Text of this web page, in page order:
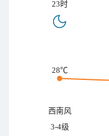
23时
28℃
西南风
3-4级